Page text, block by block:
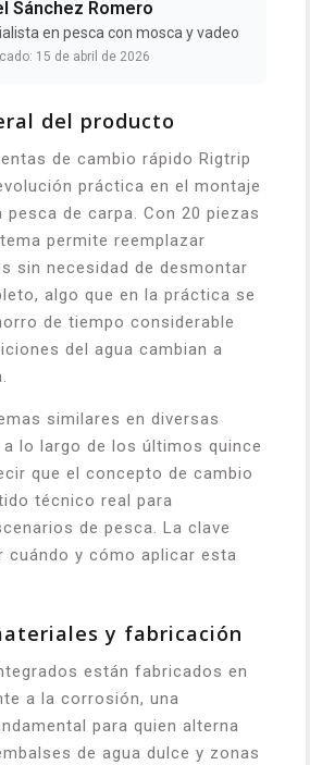
Sánchez Romero
en pesca con mosca y vadeo
15 de abril de 2026
del producto
de cambio rápido Rigtrip
práctica en el montaje
pesca de carpa. Con 20 piezas
permite reemplazar
sin necesidad de desmontar
algo que en la práctica se
de tiempo considerable
del agua cambian a
similares en diversas
lo largo de los últimos quince
que el concepto de cambio
técnico real para
de pesca. La clave
cuándo y cómo aplicar esta
y fabricación
están fabricados en
a la corrosión, una
para quien alterna
de agua dulce y zonas